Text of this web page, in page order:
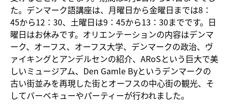
た。デンマーク語講座は、月曜日から金曜日までは8：
45から12：30、土曜日は9：45から13：30までです。日
曜日はお休みです。オリエンテーションの内容はデンマ
ーク、オーフス、オーフス大学、デンマークの政治、ヴ
ァイキングとアンデルセンの紹介、ARoSという巨大で美
しいミュージアム、Den Gamle Byというデンマークの
古い街並みを再現した街とオーフスの中心街の観光、そ
してバーベキューやパーティーが行われました。